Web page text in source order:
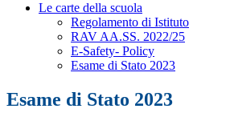
Le carte della scuola
Regolamento di Istituto
RAV AA.SS. 2022/25
E-Safety- Policy
Esame di Stato 2023
Esame di Stato 2023